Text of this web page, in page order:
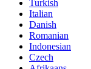
Turkish
Italian
Danish
Romanian
Indonesian
Czech